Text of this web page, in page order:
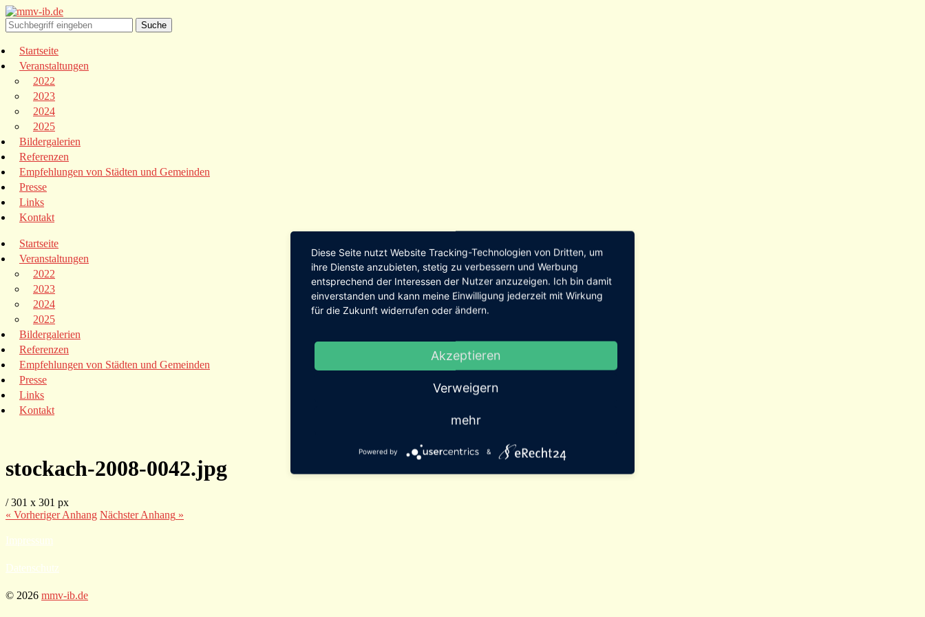
Startseite
Veranstaltungen
2022
2023
2024
2025
Bildergalerien
Referenzen
Empfehlungen von Städten und Gemeinden
Presse
Links
Kontakt
Startseite
Veranstaltungen
2022
2023
2024
2025
Bildergalerien
Referenzen
Empfehlungen von Städten und Gemeinden
Presse
Links
Kontakt
stockach-2008-0042.jpg
/301 x 301 px
« VorherigerAnhang NächsterAnhang »
Impressum
Datenschutz
© 2026 mmv-ib.de
Diese Seite nutzt Website Tracking-Technologien von Dritten, um
ihre Dienste anzubieten, stetig zu verbessern und Werbung
entsprechend der Interessen der Nutzer anzuzeigen. Ich bin damit
einverstanden und kann meine Einwilligung jederzeit mit Wirkung
für die Zukunft widerrufen oder ändern.
Akzeptieren
Verweigern
mehr
Powered by &